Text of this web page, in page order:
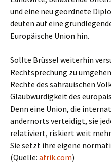
und eine neu geordnete
deuten auf eine
Europäische Union hin.
Sollte Brüssel weiterhin
Rechtsprechung zu
Rechte des sahrauischen
Glaubwürdigkeit des
Denn eine Union, die
andernorts verteidigt, sie
relativiert, riskiert weit
Sie setzt ihre eigene
(Quelle: afrik.com)